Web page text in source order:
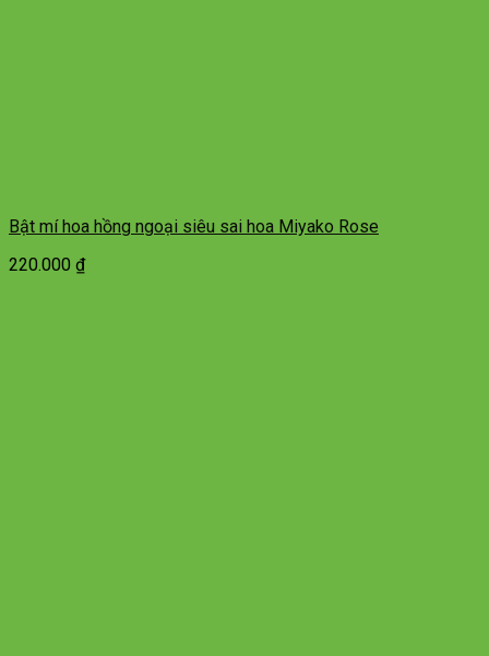
Bật mí hoa hồng ngoại siêu sai hoa Miyako Rose
220.000 ₫